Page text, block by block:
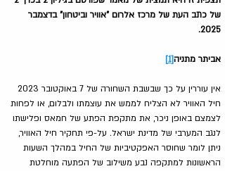
של כתב העת של מרכז אלרום "אוויר וביטחון" בדצמבר
2025.
אביתר מתניה[1]
חיל האוויר לא הצליח לממש את עוצמתו ולבלום, או לפחות
לצמצם באופן ניכר, את מתקפת הפתע של חמאס ופלישתו
לנגב המערבי של מדינת ישראל. על-פי תחקיר חיל האוויר,
ניתן לומר שחוסר האפקטיביות של החיל במהלך השעות
הראשונות למתקפה נבע משילוב של הפתעה מוחלטת